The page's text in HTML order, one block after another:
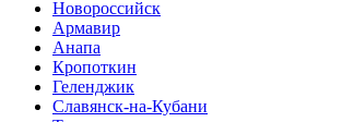
Новороссийск
Армавир
Анапа
Кропоткин
Геленджик
Славянск-на-Кубани